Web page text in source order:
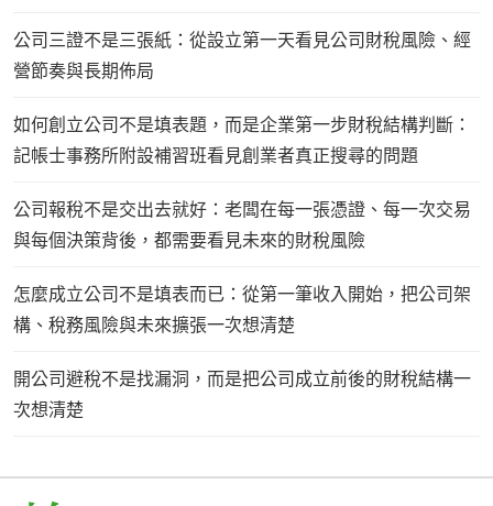
公司三證不是三張紙：從設立第一天看見公司財稅風險、經
營節奏與長期佈局
如何創立公司不是填表題，而是企業第一步財稅結構判斷：
記帳士事務所附設補習班看見創業者真正搜尋的問題
公司報稅不是交出去就好：老闆在每一張憑證、每一次交易
與每個決策背後，都需要看見未來的財稅風險
怎麼成立公司不是填表而已：從第一筆收入開始，把公司架
構、稅務風險與未來擴張一次想清楚
開公司避稅不是找漏洞，而是把公司成立前後的財稅結構一
次想清楚